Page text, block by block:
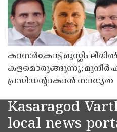
കാസർകോട്ട് മുസ്ലിം
കളമൊരുങ്ങുന്നു; മുനീർ
പ്രസിഡൻ്റാകാൻ സാധ്യത
Kasaragod
local news